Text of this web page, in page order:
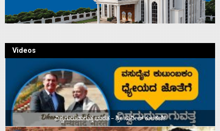
Videos
ವಿಶ್ವಗುರುವಾಗುತ್ತ ಭಾರತ – ಶ್ರೀ ಸುನೀಲ್‌ ಕುಲಕರ್ಣಿ